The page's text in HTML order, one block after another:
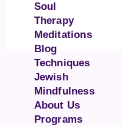
Soul
Therapy
Meditations
Blog
Techniques
Jewish
Mindfulness
About Us
Programs